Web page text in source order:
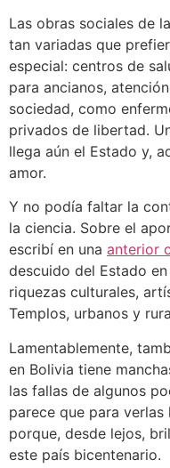
Las obras sociales de
tan variadas que
especial: centros de
para ancianos,
sociedad, como
privados de libertad.
llega aún el Estado y,
amor.
Y no podía faltar la
la ciencia. Sobre el
escribí en una anterior
descuido del Estado
riquezas culturales,
Templos, urbanos y
Lamentablemente,
en Bolivia tiene
las fallas de algunos
parece que para verlas
porque, desde lejos,
este país bicentenario.